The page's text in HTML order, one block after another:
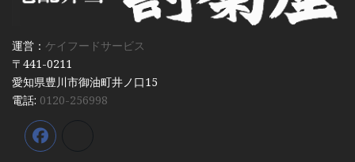
運営： ケイフードサービス
〒441-0211
愛知県豊川市御油町井ノ口15
電話: 0120-256998